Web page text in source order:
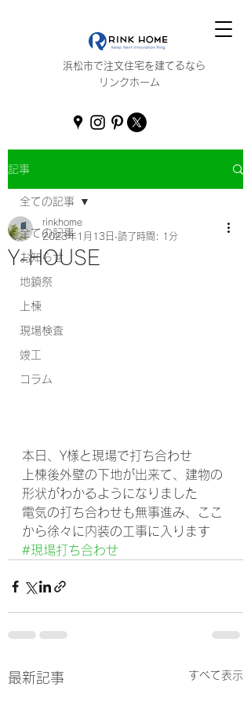
浜松市で注文住宅を建てるなら
リンクホーム
記事
全ての記事
お知らせ
地鎮祭
上棟
現場検査
竣工
コラム
全ての記事
Y-HOUSE
rinkhome
2023年1月13日 読了時間: 1分
本日、Y様と現場で打ち合わせ
上棟後外壁の下地が出来て、建物の
形状がわかるようになりました
電気の打ち合わせも無事進み、ここ
から徐々に内装の工事に入ります
#現場打ち合わせ
最新記事 すべて表示